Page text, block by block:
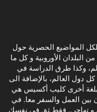
المواضيع الحصرية حول
البلدان الأوروبية و كل ما
وكذا طرق الدراسة في
دول العالم، بالإضافة الى
بلغة أخرى كليب أكسيس هي
بين العمل والسفر معا. في
و تهاجر.. فقط ثق في نفسك